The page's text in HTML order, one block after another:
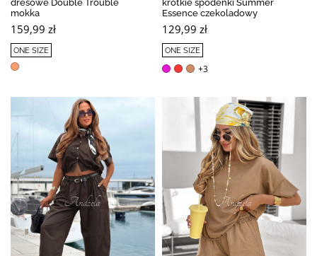
dresowe Double Trouble
mokka
159,99 zł
ONE SIZE
krótkie spodenki Summer
Essence czekoladowy
129,99 zł
ONE SIZE
+3